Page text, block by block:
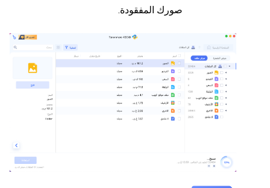
صورك المفقودة.